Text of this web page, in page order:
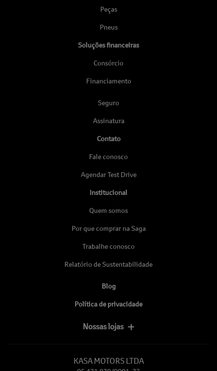
Peças
Pneus
Soluções financeiras
Consórcio
Financiamento
Seguro
Assinatura
Contato
Fale conosco
Agendar Test Drive
Institucional
Quem somos
Por que comprar na Saga
Trabalhe conosco
Relatório de Sustentabilidade
Blog
Política de privacidade
Nossas lojas
KASA MOTORS LTDA